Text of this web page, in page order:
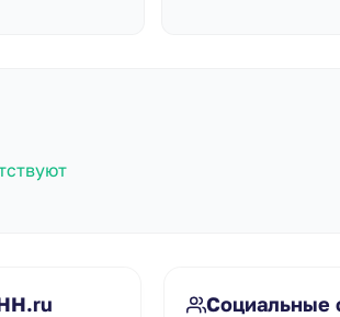
Социальные